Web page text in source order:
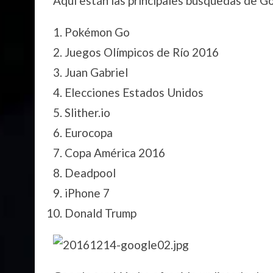
Pokémon Go
Juegos Olímpicos de Río 2016
Juan Gabriel
Elecciones Estados Unidos
Slither.io
Eurocopa
Copa América 2016
Deadpool
iPhone 7
Donald Trump